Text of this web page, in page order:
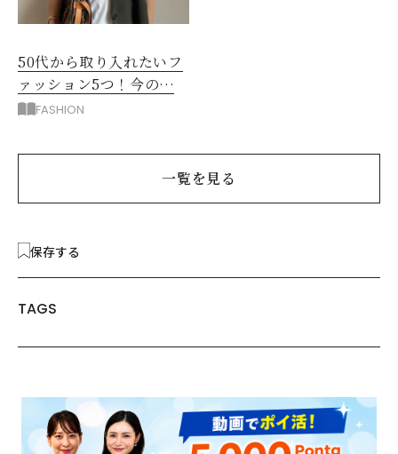
50代から取り入れたいフ
ァッション5つ！今の自
分をきれいに見せる服選
FASHION
一覧を見る
保存する
TAGS